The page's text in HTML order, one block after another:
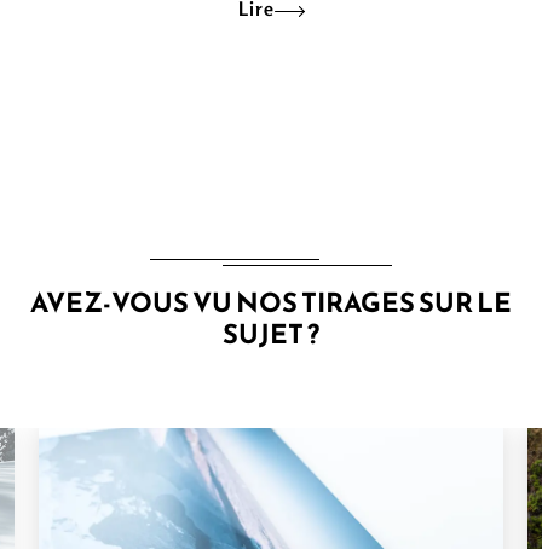
Lire
AVEZ-VOUS VU NOS TIRAGES SUR LE
SUJET ?